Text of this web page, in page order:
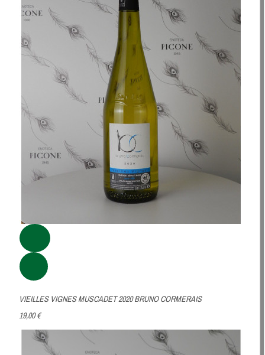
VIEILLES VIGNES MUSCADET 2020 BRUNO CORMERAIS
19,00 €